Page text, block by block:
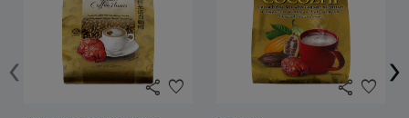
share favorite share favorite
‹ ›